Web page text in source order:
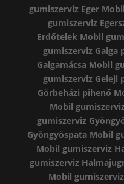
gumiszerviz Eger
gumiszerviz
Erdőtelek Mobil
gumiszerviz Galga
Galgamácsa Mobil
gumiszerviz Geleji
Görbeházi pihenő
Mobil
gumiszerviz
Gyöngyöspata Mobil
Mobil gumiszerviz
gumiszerviz
Mobil